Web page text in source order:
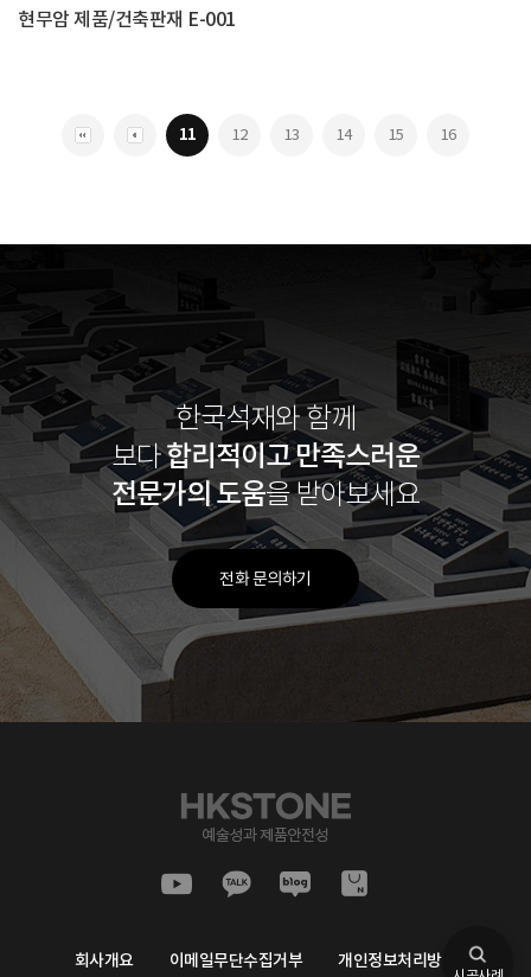
현무암 제품/건축판재 E-001
11 12 13 14 15 16
한국석재와 함께
보다합리적이고만족스러운
전문가의 도움을 받아보세요
전화 문의하기
회사개요 이메일무단수집거부 개인정보처리방침